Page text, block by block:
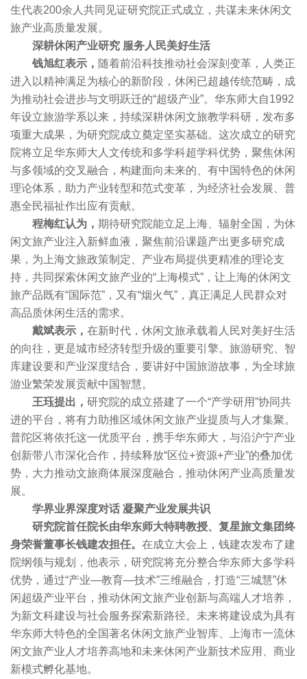
生代表200余人共同见证研究院正式成立，共谋未来休闲文
旅产业高质量发展。
深耕休闲产业研究 服务人民美好生活
钱旭红表示， 随着前沿科技推动社会深刻变革，人类正
进入以精神满足为核心的新阶段，休闲已超越传统范畴，成
为推动社会进步与文明跃迁的“超级产业”。华东师大自1992
年设立旅游学系以来，持续深耕休闲文旅教学科研，发布多
项重大成果，为研究院成立奠定坚实基础。这次成立的研究
院将立足华东师大人文传统和多学科超学科优势，聚焦休闲
与多领域的交叉融合，构建面向未来的、有中国特色的休闲
理论体系，助力产业转型和范式变革，为经济社会发展、普
惠全民福祉作出应有贡献。
程梅红认为， 期待研究院能立足上海、辐射全国，为休
闲文旅产业注入新鲜血液，聚焦前沿课题产出更多研究成
果，为上海文旅政策制定、产业布局提供更精准的理论支
持，共同探索休闲文旅产业的“上海模式”，让上海的休闲文
旅产品既有“国际范”，又有“烟火气”，真正满足人民群众对
高品质休闲生活的需求。
戴斌表示， 在新时代，休闲文旅承载着人民对美好生活
的向往，更是城市经济转型升级的重要引擎。旅游研究、智
库建设要和产业深度结合，要讲好中国旅游故事，为全球旅
游业繁荣发展贡献中国智慧。
王珏提出， 研究院的成立搭建了一个“产学研用”协同共
进的平台，将有力助推区域休闲文旅产业提质与人才集聚。
普陀区将依托这一优质平台，携手华东师大，与沿沪宁产业
创新带八市深化合作，持续释放“区位+资源+产业”的叠加优
势，大力推动文旅商体展深度融合，推动休闲产业高质量发
展。
学界业界深度对话 凝聚产业发展共识
研究院首任院长由华东师大特聘教授、复星旅文集团终
身荣誉董事长钱建农担任。 在成立大会上，钱建农发布了建
院纲领与规划，他表示，研究院将充分整合华东师大多学科
优势，通过“产业—教育—技术”三维融合，打造“三城慧”休
闲超级产业平台，推动休闲文旅产业创新与高端人才培养，
为新文科建设与社会服务探索新路径。未来将建设成为具有
华东师大特色的全国著名休闲文旅产业智库、上海市一流休
闲文旅产业人才培养高地和未来休闲产业新技术应用、商业
新模式孵化基地。